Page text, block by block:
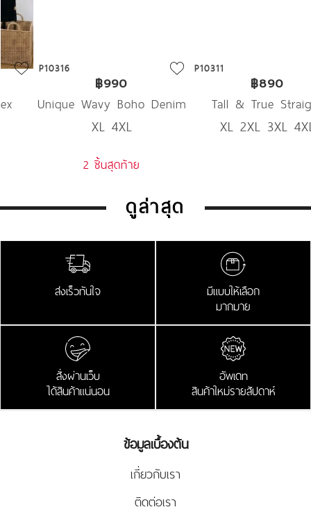
P10316
Unique Wavy Boho Denim
XL 4XL
2 ชิ้นสุดท้าย
P10311
Tall & True Straight
Denim
XL 2XL 3XL 4XL
ดูล่าสุด
ส่งเร็วทันใจ มีแบบให้เลือก
มากมาย
สั่งผ่านเว็บ
ได้สินค้าแน่นอน
อัพเดท
สินค้าใหม่รายสัปดาห์
ข้อมูลเบื้องต้น
เกี่ยวกับเรา
ติดต่อเรา